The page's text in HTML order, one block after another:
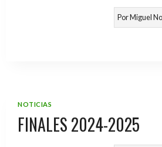
PorMiguel
NOTICIAS
FINALES 2024-2025